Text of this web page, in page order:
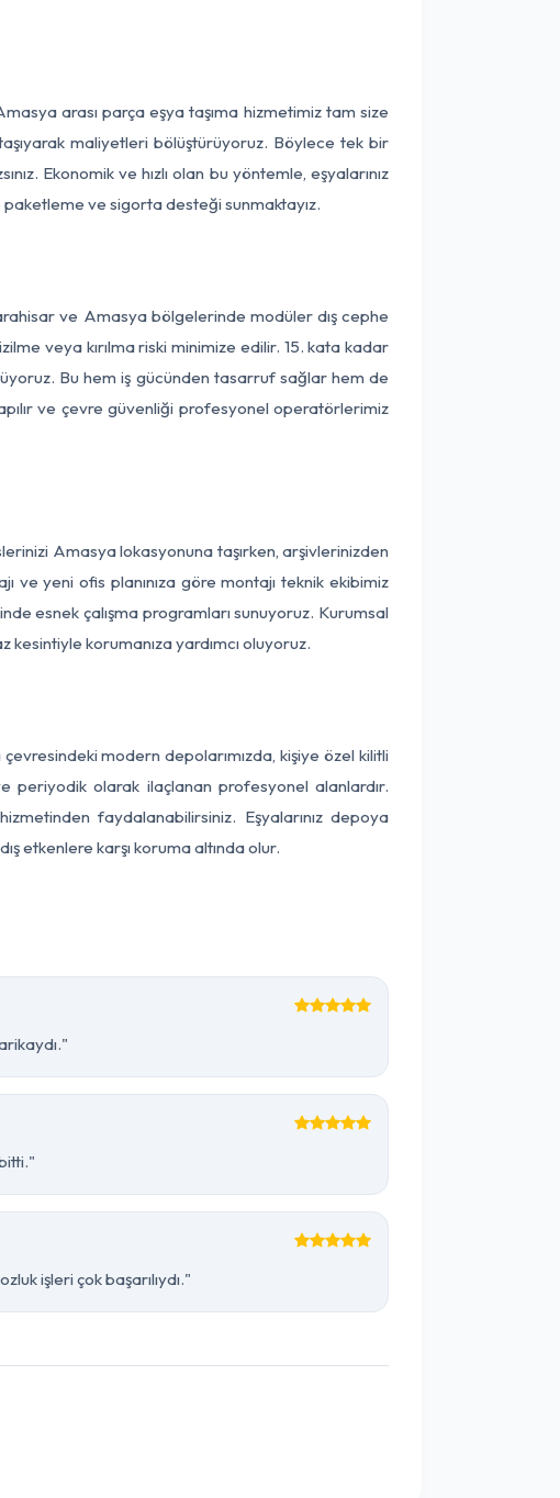
arası parça eşya taşıma hizmetimiz tam size
maliyetleri bölüştürüyoruz. Böylece tek bir
Ekonomik ve hızlı olan bu yöntemle, eşyalarınız
paketleme ve sigorta desteği sunmaktayız.
ve Amasya bölgelerinde modüler dış cephe
veya kırılma riski minimize edilir. 15. kata kadar
Bu hem iş gücünden tasarruf sağlar hem de
ve çevre güvenliği profesyonel operatörlerimiz
Amasya lokasyonuna taşırken, arşivlerinizden
ve yeni ofis planınıza göre montajı teknik ekibimiz
esnek çalışma programları sunuyoruz. Kurumsal
kesintiyle korumanıza yardımcı oluyoruz.
modern depolarımızda, kişiye özel kilitli
periyodik olarak ilaçlanan profesyonel alanlardır.
faydalanabilirsiniz. Eşyalarınız depoya
etkenlere karşı koruma altında olur.
işleri çok başarılıydı."